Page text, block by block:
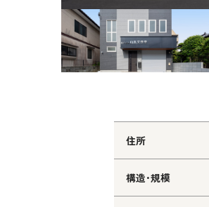
住所
構造･規模